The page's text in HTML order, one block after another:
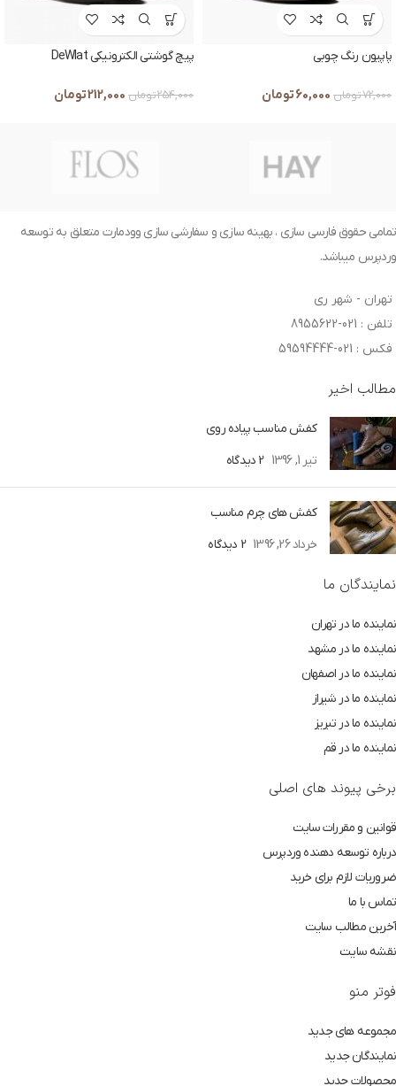
پاپیون رنگ چوبی
72,000تومان 60,000تومان
پیچ گوشتی الکترونیکی DeWlat
254,000تومان 212,000تومان
تمامی حقوق فارسی سازی ، بهینه سازی و سفارشی سازی وودمارت متعلق به توسعه
وردپرس میباشد.
تهران - شهر ری
تلفن : 021-8955622
فکس : 021-59594444
مطالب اخیر
کفش مناسب پیاده روی
تیر 1, 1396
2 دیدگاه
کفش های چرم مناسب
خرداد 26, 1396
2 دیدگاه
نمایندگان ما
نماینده ما در تهران
نماینده ما در مشهد
نماینده ما در اصفهان
نماینده ما در شیراز
نماینده ما در تبریز
نماینده ما در قم
برخی پیوند های اصلی
قوانین و مقررات سایت
درباره توسعه دهنده وردپرس
ضروریات لازم برای خرید
تماس با ما
آخرین مطالب سایت
نقشه سایت
فوتر منو
مجموعه های جدید
نمایندگان جدید
محصولات جدید